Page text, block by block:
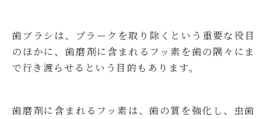
歯ブラシは、プラークを取り除くという重要な役目
のほかに、歯磨剤に含まれるフッ素を歯の隅々にま
で行き渡らせるという目的もあります。
歯磨剤に含まれるフッ素は、歯の質を強化し、虫歯